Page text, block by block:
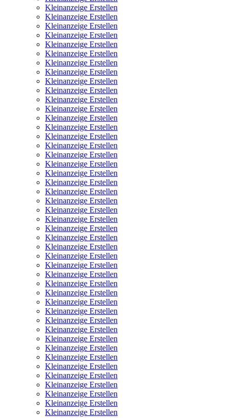
Kleinanzeige Erstellen
Kleinanzeige Erstellen
Kleinanzeige Erstellen
Kleinanzeige Erstellen
Kleinanzeige Erstellen
Kleinanzeige Erstellen
Kleinanzeige Erstellen
Kleinanzeige Erstellen
Kleinanzeige Erstellen
Kleinanzeige Erstellen
Kleinanzeige Erstellen
Kleinanzeige Erstellen
Kleinanzeige Erstellen
Kleinanzeige Erstellen
Kleinanzeige Erstellen
Kleinanzeige Erstellen
Kleinanzeige Erstellen
Kleinanzeige Erstellen
Kleinanzeige Erstellen
Kleinanzeige Erstellen
Kleinanzeige Erstellen
Kleinanzeige Erstellen
Kleinanzeige Erstellen
Kleinanzeige Erstellen
Kleinanzeige Erstellen
Kleinanzeige Erstellen
Kleinanzeige Erstellen
Kleinanzeige Erstellen
Kleinanzeige Erstellen
Kleinanzeige Erstellen
Kleinanzeige Erstellen
Kleinanzeige Erstellen
Kleinanzeige Erstellen
Kleinanzeige Erstellen
Kleinanzeige Erstellen
Kleinanzeige Erstellen
Kleinanzeige Erstellen
Kleinanzeige Erstellen
Kleinanzeige Erstellen
Kleinanzeige Erstellen
Kleinanzeige Erstellen
Kleinanzeige Erstellen
Kleinanzeige Erstellen
Kleinanzeige Erstellen
Kleinanzeige Erstellen